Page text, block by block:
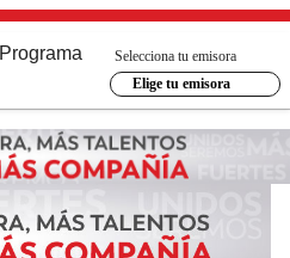
Programa
Selecciona tu emisora
Elige tu emisora